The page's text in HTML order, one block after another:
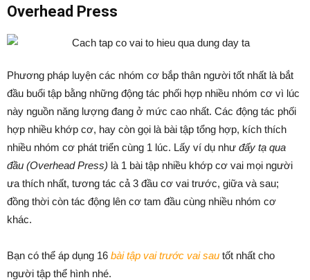
Overhead Press
Phương pháp luyện các nhóm cơ bắp thân người tốt nhất là bắt
đầu buổi tập bằng những động tác phối hợp nhiều nhóm cơ vì lúc
này nguồn năng lượng đang ở mức cao nhất. Các động tác phối
hợp nhiều khớp cơ, hay còn gọi là bài tập tổng hợp, kích thích
nhiều nhóm cơ phát triển cùng 1 lúc. Lấy ví dụ như đẩy tạ qua
đầu (Overhead Press) là 1 bài tập nhiều khớp cơ vai mọi người
ưa thích nhất, tương tác cả 3 đầu cơ vai trước, giữa và sau;
đồng thời còn tác động lên cơ tam đầu cùng nhiều nhóm cơ
khác.
Bạn có thể áp dụng 16 bài tập vai trước vai sau tốt nhất cho
người tập thể hình nhé.